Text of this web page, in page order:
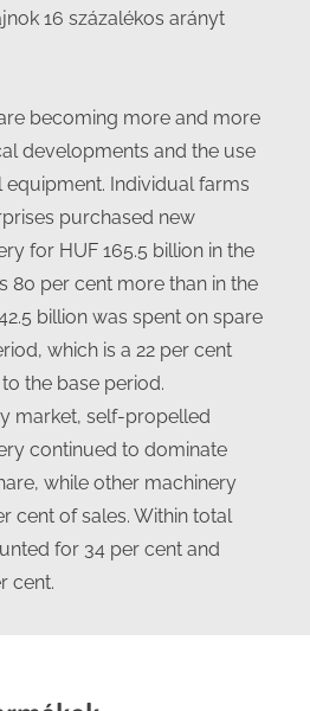
16 százalékos arányt
becoming more and more
developments and the use
Individual farms
purchased new
for HUF 165.5 billion in the
80 per cent more than in the
billion was spent on spare
which is a 22 per cent
the base period.
market, self-propelled
continued to dominate
while other machinery
cent of sales. Within total
for 34 per cent and
cent.